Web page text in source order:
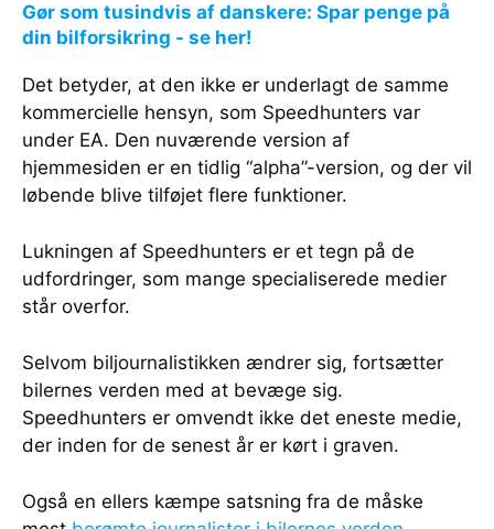
Gør som tusindvis af danskere: Spar penge på
din bilforsikring - se her!
Det betyder, at den ikke er underlagt de samme
kommercielle hensyn, som Speedhunters var
under EA. Den nuværende version af
hjemmesiden er en tidlig “alpha”-version, og der vil
løbende blive tilføjet flere funktioner.
Lukningen af Speedhunters er et tegn på de
udfordringer, som mange specialiserede medier
står overfor.
Selvom biljournalistikken ændrer sig, fortsætter
bilernes verden med at bevæge sig.
Speedhunters er omvendt ikke det eneste medie,
der inden for de senest år er kørt i graven.
Også en ellers kæmpe satsning fra de måske